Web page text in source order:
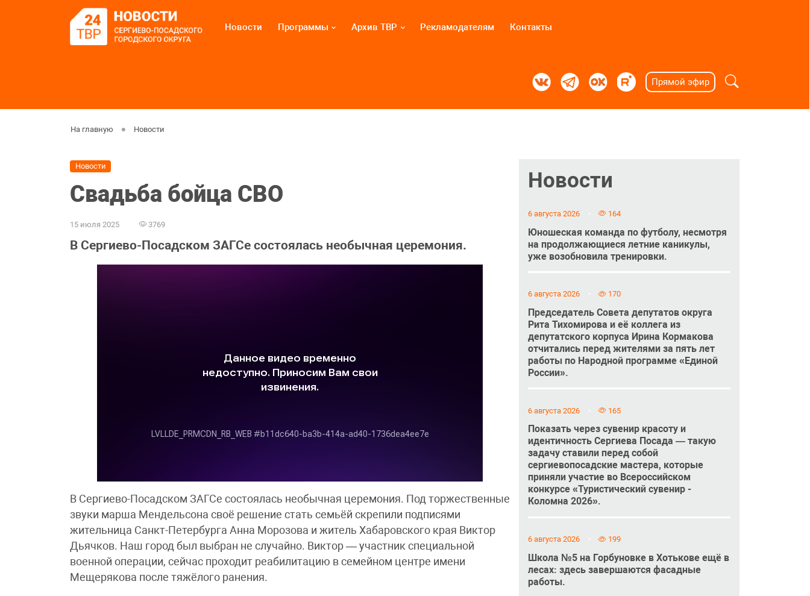
Новости Программы Архив ТВР Рекламодателям Контакты
Прямой эфир
На главную Новости
Новости
Свадьба бойца СВО
15 июля 2025 3769
В Сергиево-Посадском ЗАГСе состоялась необычная церемония.
В Сергиево-Посадском ЗАГСе состоялась необычная церемония. Под торжественные
звуки марша Мендельсона своё решение стать семьёй скрепили подписями
жительница Санкт-Петербурга Анна Морозова и житель Хабаровского края Виктор
Дьячков. Наш город был выбран не случайно. Виктор — участник специальной
военной операции, сейчас проходит реабилитацию в семейном центре имени
Мещерякова после тяжёлого ранения.
Новости
6 августа 2026 164
Юношеская команда по футболу, несмотря
на продолжающиеся летние каникулы,
уже возобновила тренировки.
6 августа 2026 170
Председатель Совета депутатов округа
Рита Тихомирова и её коллега из
депутатского корпуса Ирина Кормакова
отчитались перед жителями за пять лет
работы по Народной программе «Единой
России».
6 августа 2026 165
Показать через сувенир красоту и
идентичность Сергиева Посада — такую
задачу ставили перед собой
сергиевопосадские мастера, которые
приняли участие во Всероссийском
конкурсе «Туристический сувенир -
Коломна 2026».
6 августа 2026 199
Школа №5 на Горбуновке в Хотькове ещё в
лесах: здесь завершаются фасадные
работы.